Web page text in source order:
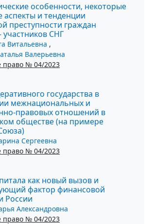
особенности, некоторые
и тенденции
преступности граждан
участников СНГ
Витальевна ,
Валерьевна
право № 04/2023
государства в
межнациональных и
правовых отношений в
обществе (на примере
Сергеевна
право № 04/2023
как новый вызов и
фактор финансовой
России
Александровна
право № 04/2023